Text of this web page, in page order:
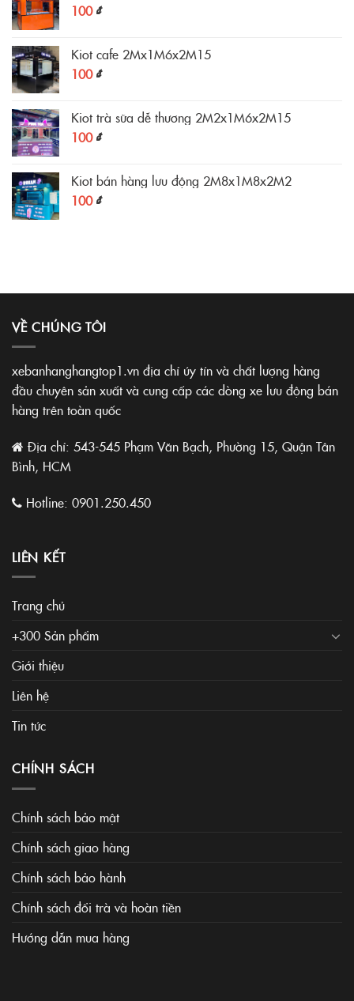
100₫
Kiot cafe 2Mx1M6x2M15
100₫
Kiot trà sữa dễ thương 2M2x1M6x2M15
100₫
Kiot bán hàng lưu động 2M8x1M8x2M2
100₫
VỀ CHÚNG TÔI
xebanhanghangtop1.vn địa chỉ úy tín và chất lượng hàng
đầu chuyên sản xuất và cung cấp các dòng xe lưu động bán
hàng trên toàn quốc
Địa chỉ: 543-545 Phạm Văn Bạch, Phường 15, Quận Tân
Bình, HCM
Hotline: 0901.250.450
LIÊN KẾT
Trang chủ
+300 Sản phẩm
Giới thiệu
Liên hệ
Tin tức
CHÍNH SÁCH
Chính sách bảo mật
Chính sách giao hàng
Chính sách bảo hành
Chính sách đổi trà và hoàn tiền
Hướng dẫn mua hàng